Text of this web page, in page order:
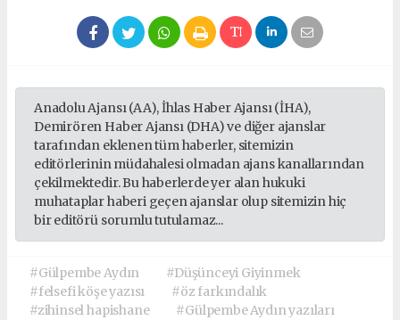
Anadolu Ajansı (AA), İhlas Haber Ajansı (İHA),
Demirören Haber Ajansı (DHA) ve diğer ajanslar
tarafından eklenen tüm haberler, sitemizin
editörlerinin müdahalesi olmadan ajans kanallarından
çekilmektedir. Bu haberlerde yer alan hukuki
muhataplar haberi geçen ajanslar olup sitemizin hiç
bir editörü sorumlu tutulamaz...
#Gülpembe Aydın
#Düşünceyi Giyinmek
#felsefi köşe yazısı
#öz farkındalık
#zihinsel hapishane
#Gülpembe Aydın yazıları